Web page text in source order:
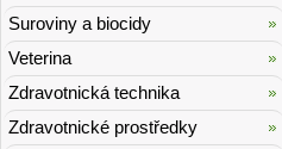
Suroviny a biocidy
Veterina
Zdravotnická technika
Zdravotnické prostředky